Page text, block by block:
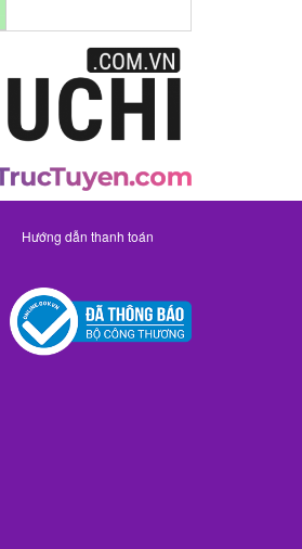
Hướng dẫn thanh toán